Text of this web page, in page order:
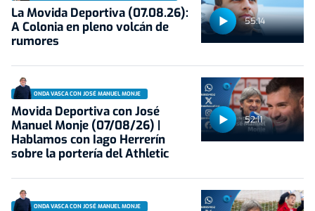
55:14
La Movida Deportiva (07.08.26):
A Colonia en pleno volcán de
rumores
52:11
ONDA VASCA CON JOSÉ MANUEL MONJE
Movida Deportiva con José
Manuel Monje (07/08/26) |
Hablamos con Iago Herrerín
sobre la portería del Athletic
ONDA VASCA CON JOSÉ MANUEL MONJE